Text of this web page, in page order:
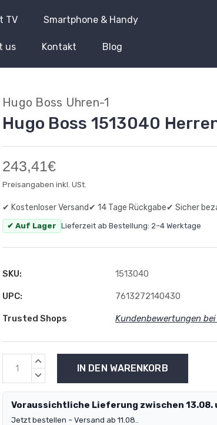
TV Smartphone & Handy
us Kontakt Blog
Hugo Boss Uhren-1
Hugo Boss 1513040
243,41€
Preisangaben inkl. USt.
✔ Kostenloser Versand✔ 14 Tage Rückgabe✔ Sicher
✔ Auf Lager Lieferzeit ab Bestellung: 2–4 Werktage
SKU: 1513040
UPC: 7613272140430
Trusted Shops Kundenbewertungen
MENGE
MENGE
Voraussichtliche Lieferung zwischen 13.08.
Jetzt bestellen – Versand ab 11.08..